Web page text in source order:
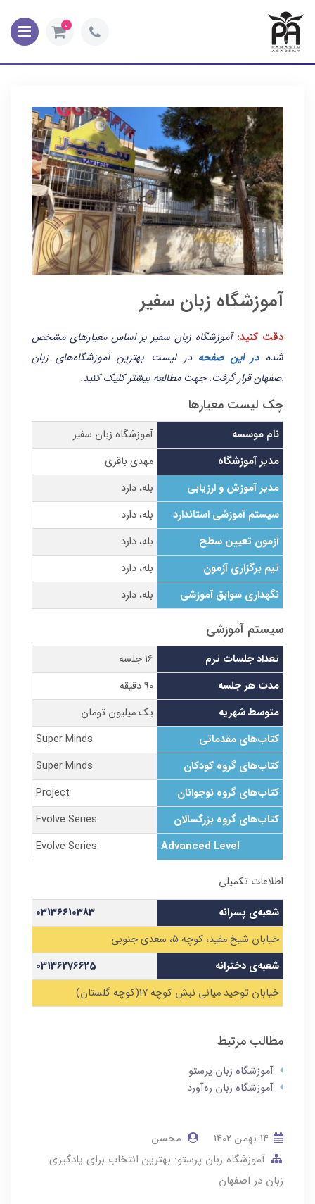
0
آموزشگاه زبان سفیر
دقت کنید: آموزشگاه زبان سفیر بر اساس معیارهای مشخص
شدهدر این صفحه در لیست بهترین آموزشگاه‌های زبان
اصفهان قرار گرفت. جهت مطالعه بیشتر کلیک کنید.
چک لیست معیارها
نام موسسه
آموزشگاه زبان سفیر
مدیر آموزشگاه
مهدی باقری
مدیر آموزش و ارزیابی
بله، دارد
سیستم آموزشی استاندارد
بله، دارد
آزمون تعیین سطح
بله، دارد
تیم برگزاری آزمون
بله، دارد
نگهداری سوابق آموزشی
بله، دارد
سیستم آموزشی
تعداد جلسات ترم
16 جلسه
مدت هر جلسه
90 دقیقه
متوسط شهریه
یک میلیون تومان
کتاب‌های مقدماتی
Super Minds
کتاب‌های گروه کودکان
Super Minds
کتاب‌های گروه نوجوانان
Project
کتاب‌های گروه بزرگسالان
Evolve Series
Advanced Level
Evolve Series
اطلاعات تکمیلی
شعبه‌ی پسرانه
03136610383
خیابان شیخ مفید، کوچه ۵، سعدی جنوبی
شعبه‌ی دخترانه
03136276625
خیابان توحید میانی نبش کوچه 17(کوچه گلستان)
مطالب مرتبط
آموزشگاه زبان پرستو
آموزشگاه زبان ره‌آورد
محسن
آموزشگاه زبان پرستو: بهترین انتخاب برای یادگیری
زبان در اصفهان